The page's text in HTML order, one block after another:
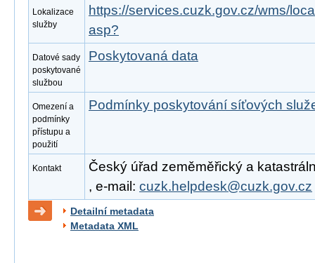
Lokalizace
služby
https://services.cuzk.gov.cz/wms/
asp?
Datové sady
poskytované
službou
Poskytovaná data
Omezení a
podmínky
přístupu a
použití
Podmínky poskytování síťových
Kontakt
Český úřad zeměměřický a
, e-mail: cuzk.helpdesk@cuzk.gov.cz
Detailní metadata
Metadata XML